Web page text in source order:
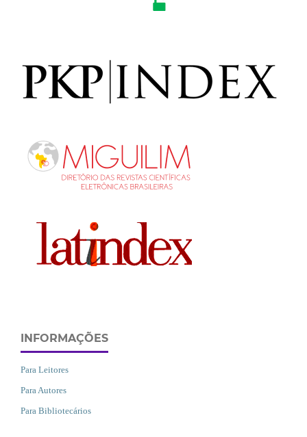
INFORMAÇÕES
Para Leitores
Para Autores
Para Bibliotecários